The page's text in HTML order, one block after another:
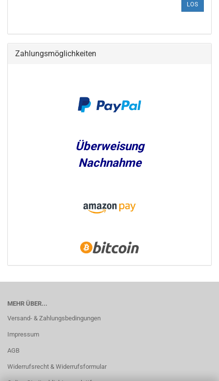
EIN.
LOS
Zahlungsmöglichkeiten
Überweisung
Nachnahme
MEHR ÜBER...
Versand- & Zahlungsbedingungen
Impressum
AGB
Widerrufsrecht & Widerrufsformular